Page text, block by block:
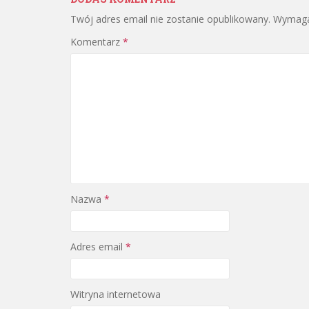
Twój adres email nie zostanie opublikowany.
Komentarz *
Nazwa *
Adres email *
Witryna internetowa